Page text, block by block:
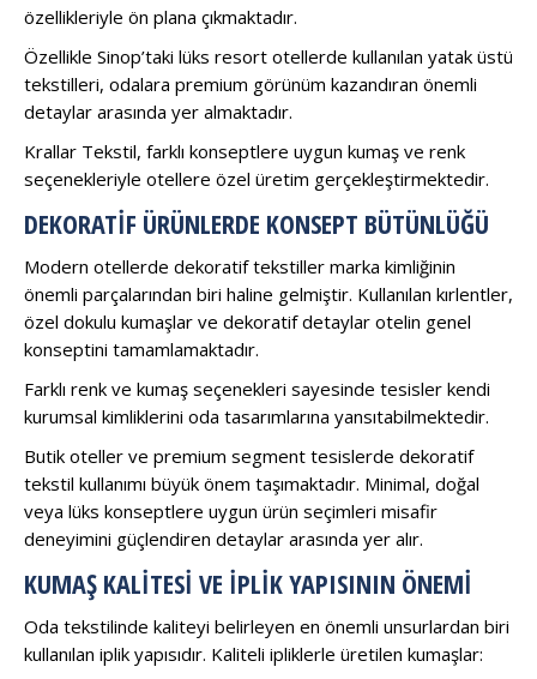
özellikleriyle ön plana çıkmaktadır.
Özellikle Sinop’taki lüks resort otellerde kullanılan yatak üstü
tekstilleri, odalara premium görünüm kazandıran önemli
detaylar arasında yer almaktadır.
Krallar Tekstil, farklı konseptlere uygun kumaş ve renk
seçenekleriyle otellere özel üretim gerçekleştirmektedir.
DEKORATIF ÜRÜNLERDE KONSEPT BÜTÜNLÜĞÜ
Modern otellerde dekoratif tekstiller marka kimliğinin
önemli parçalarından biri haline gelmiştir. Kullanılan kırlentler,
özel dokulu kumaşlar ve dekoratif detaylar otelin genel
konseptini tamamlamaktadır.
Farklı renk ve kumaş seçenekleri sayesinde tesisler kendi
kurumsal kimliklerini oda tasarımlarına yansıtabilmektedir.
Butik oteller ve premium segment tesislerde dekoratif
tekstil kullanımı büyük önem taşımaktadır. Minimal, doğal
veya lüks konseptlere uygun ürün seçimleri misafir
deneyimini güçlendiren detaylar arasında yer alır.
KUMAŞ KALITESI VE İPLIK YAPISININ ÖNEMI
Oda tekstilinde kaliteyi belirleyen en önemli unsurlardan biri
kullanılan iplik yapısıdır. Kaliteli ipliklerle üretilen kumaşlar: